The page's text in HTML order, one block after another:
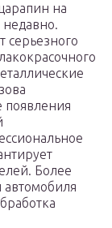
на
недавно.
серьезного
появления
Более
автомобиля